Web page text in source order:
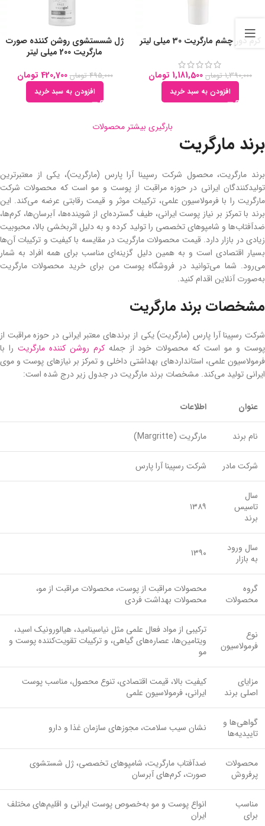
کرم دور چشم مارگریت 30 میلی لیتر
1,390,000 تومان 1,181,500 تومان
افزودن به سبد خرید
ژل شسستشوی روشن کننده صورت
مارگریت 200 میلی لیتر
495,000 تومان 420,700 تومان
افزودن به سبد خرید
بارگیری بیشتر محصولات
برند مارگریت
برند مارگریت، محصول شرکت رسپینا آرا پارس (مارگریت)، یکی از معتبرترین
تولیدکنندگان ایرانی در حوزه مراقبت از پوست و مو است که محصولات شرکت
مارگریت را با فرمولاسیون علمی، ترکیبات موثر و قیمت رقابتی عرضه می‌کند. این
برند با تمرکز بر نیاز پوست ایرانی، طیف گسترده‌ای از شوینده‌ها، آبرسان‌ها، کرم‌ها،
ضدآفتاب‌ها و شامپوهای تخصصی را تولید کرده و به دلیل اثربخشی بالا، محبوبیت
زیادی در بازار دارد. قیمت محصولات مارگریت در مقایسه با کیفیت و ترکیبات آن‌ها
بسیار اقتصادی است و به همین دلیل گزینه‌ای مناسب برای همه افراد به شمار
می‌رود. شما می‌توانید در فروشگاه پوست من برای خرید محصولات مارگریت
به‌صورت آنلاین اقدام کنید.
مشخصات برند مارگریت
شرکت رسپینا آرا پارس (مارگریت) یکی از برندهای معتبر ایرانی در حوزه مراقبت از
پوست و مو است که محصولات خود از جملهکرم روشن کننده مارگریت را با
فرمولاسیون علمی، استانداردهای بهداشتی داخلی و تمرکز بر نیازهای پوست و موی
ایرانی تولید می‌کند. مشخصات برند مارگریت در جدول زیر درج شده است:
عنوان اطلاعات
نام برند مارگریت (Margritte)
شرکت مادر شرکت رسپینا آرا پارس
سال
تاسیس
برند
۱۳۸۹
سال ورود
به بازار
۱۳۹۰
گروه
محصولات
محصولات مراقبت از پوست، محصولات مراقبت از مو،
محصولات بهداشت فردی
نوع
فرمولاسیون
ترکیبی از مواد فعال علمی مثل نیاسینامید، هیالورونیک اسید،
ویتامین‌ها، عصاره‌های گیاهی، و ترکیبات تقویت‌کننده پوست و
مو
مزایای
اصلی برند
کیفیت بالا، قیمت اقتصادی، تنوع محصول، مناسب پوست
ایرانی، فرمولاسیون علمی
گواهی‌ها و
تاییدیه‌ها
نشان سیب سلامت، مجوزهای سازمان غذا و دارو
محصولات
پرفروش
ضدآفتاب مارگریت، شامپوهای تخصصی، ژل شستشوی
صورت، کرم‌های آبرسان
مناسب
برای
انواع پوست و مو به‌خصوص پوست ایرانی و اقلیم‌های مختلف
ایران